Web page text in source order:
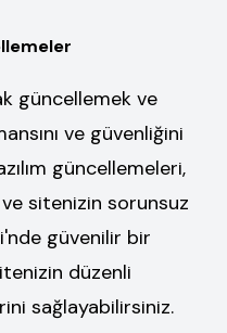
güncellemek ve
ve güvenliğini
güncellemeleri,
ve sitenizin sorunsuz
güvenilir bir
düzenli
sağlayabilirsiniz.